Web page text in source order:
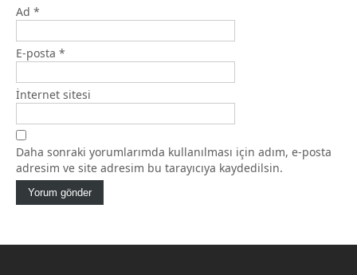
Ad *
E-posta *
İnternet sitesi
Daha sonraki yorumlarımda kullanılması için adım, e-posta
adresim ve site adresim bu tarayıcıya kaydedilsin.